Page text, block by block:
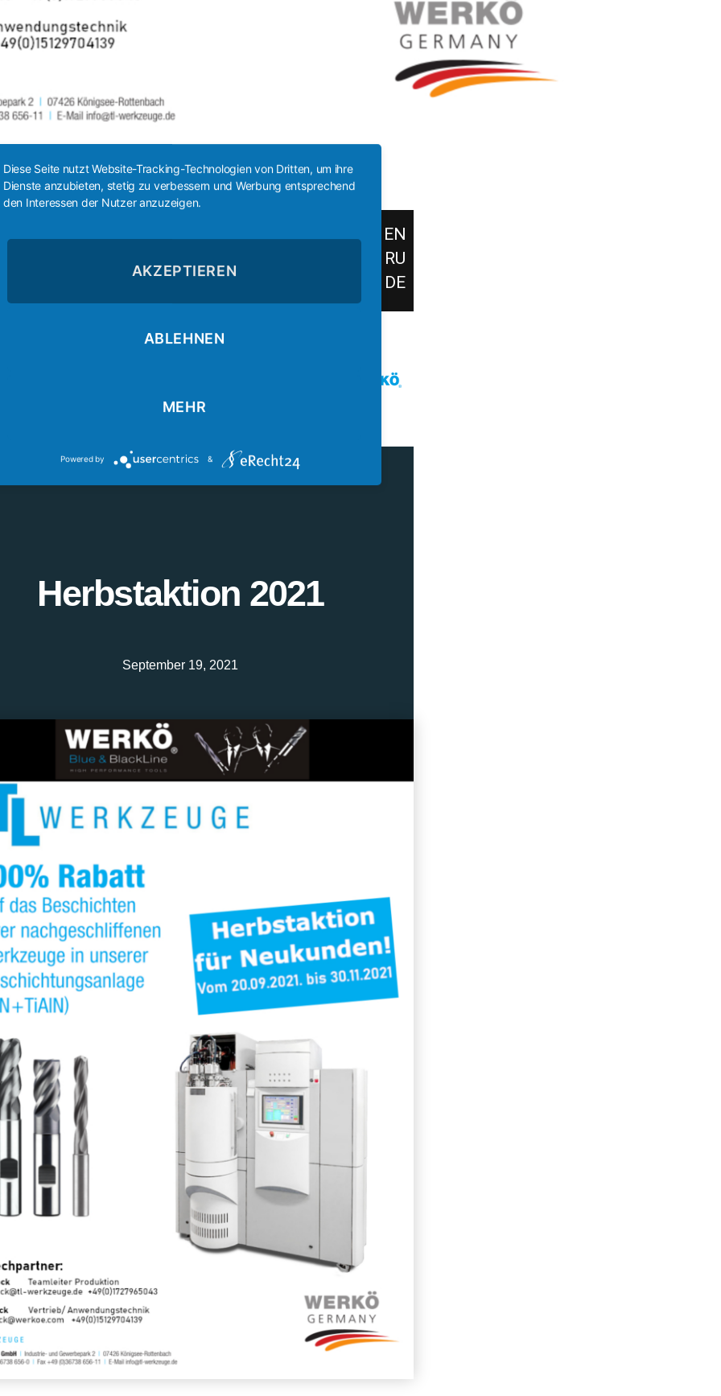
77- 0
Langen Lehden 17, 98693 Ilmenau
EN
RU
DE
Produkte
Herbstaktion 2021
September 19, 2021
Diese Seite nutzt Website-Tracking-Technologien von Dritten, um ihre
Dienste anzubieten, stetig zu verbessern und Werbung entsprechend
den Interessen der Nutzer anzuzeigen.
AKZEPTIEREN
ABLEHNEN
MEHR
Powered by &